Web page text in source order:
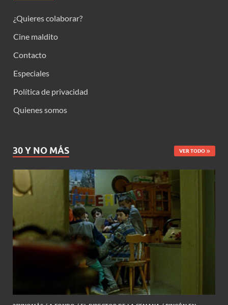
¿Quieres colaborar?
Cine maldito
Contacto
Especiales
Política de privacidad
Quienes somos
30 Y NO MÁS VER TODO